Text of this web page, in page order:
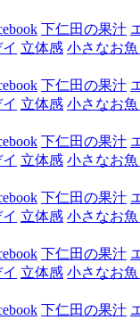
下仁田の果汁
立体感 小さなお
下仁田の果汁
立体感 小さなお
下仁田の果汁
立体感 小さなお
下仁田の果汁
立体感 小さなお
下仁田の果汁
立体感 小さなお
下仁田の果汁